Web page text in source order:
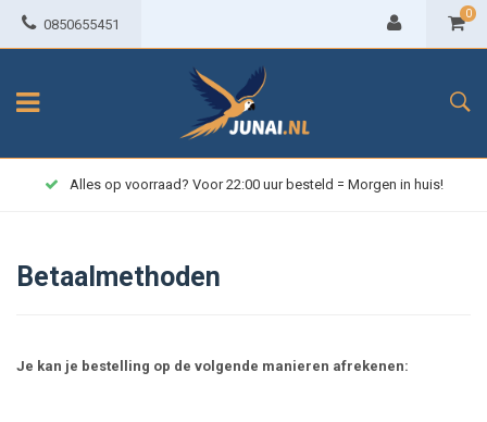
0850655451
0
Alles op voorraad? Voor 22:00 uur besteld = Morgen in huis!
Betaalmethoden
Je kan je bestelling op de volgende manieren afrekenen: